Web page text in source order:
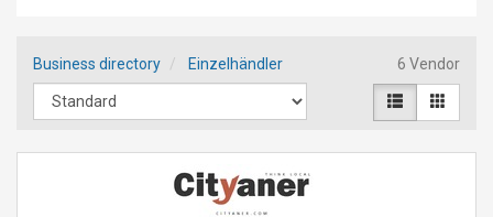
Business directory Einzelhändler 6 Vendor